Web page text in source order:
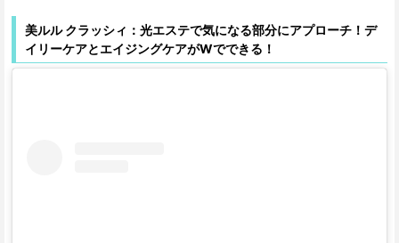
美ルル クラッシィ：光エステで気になる部分にアプローチ！デ
イリーケアとエイジングケアがWでできる！